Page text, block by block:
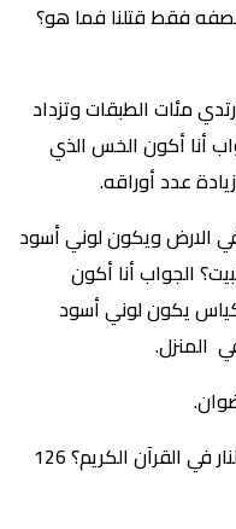
نصفه فقط قتلنا فما هو؟
مئات الطبقات وتزداد
أنا أكون الخس الذي
عدد أوراقه.
الارض ويكون لوني أسود
الجواب أنا أكون
يكون لوني أسود
المنزل.
كم عدد المرات التي ذكرت فيها النار في القرآن الكريم؟ 126